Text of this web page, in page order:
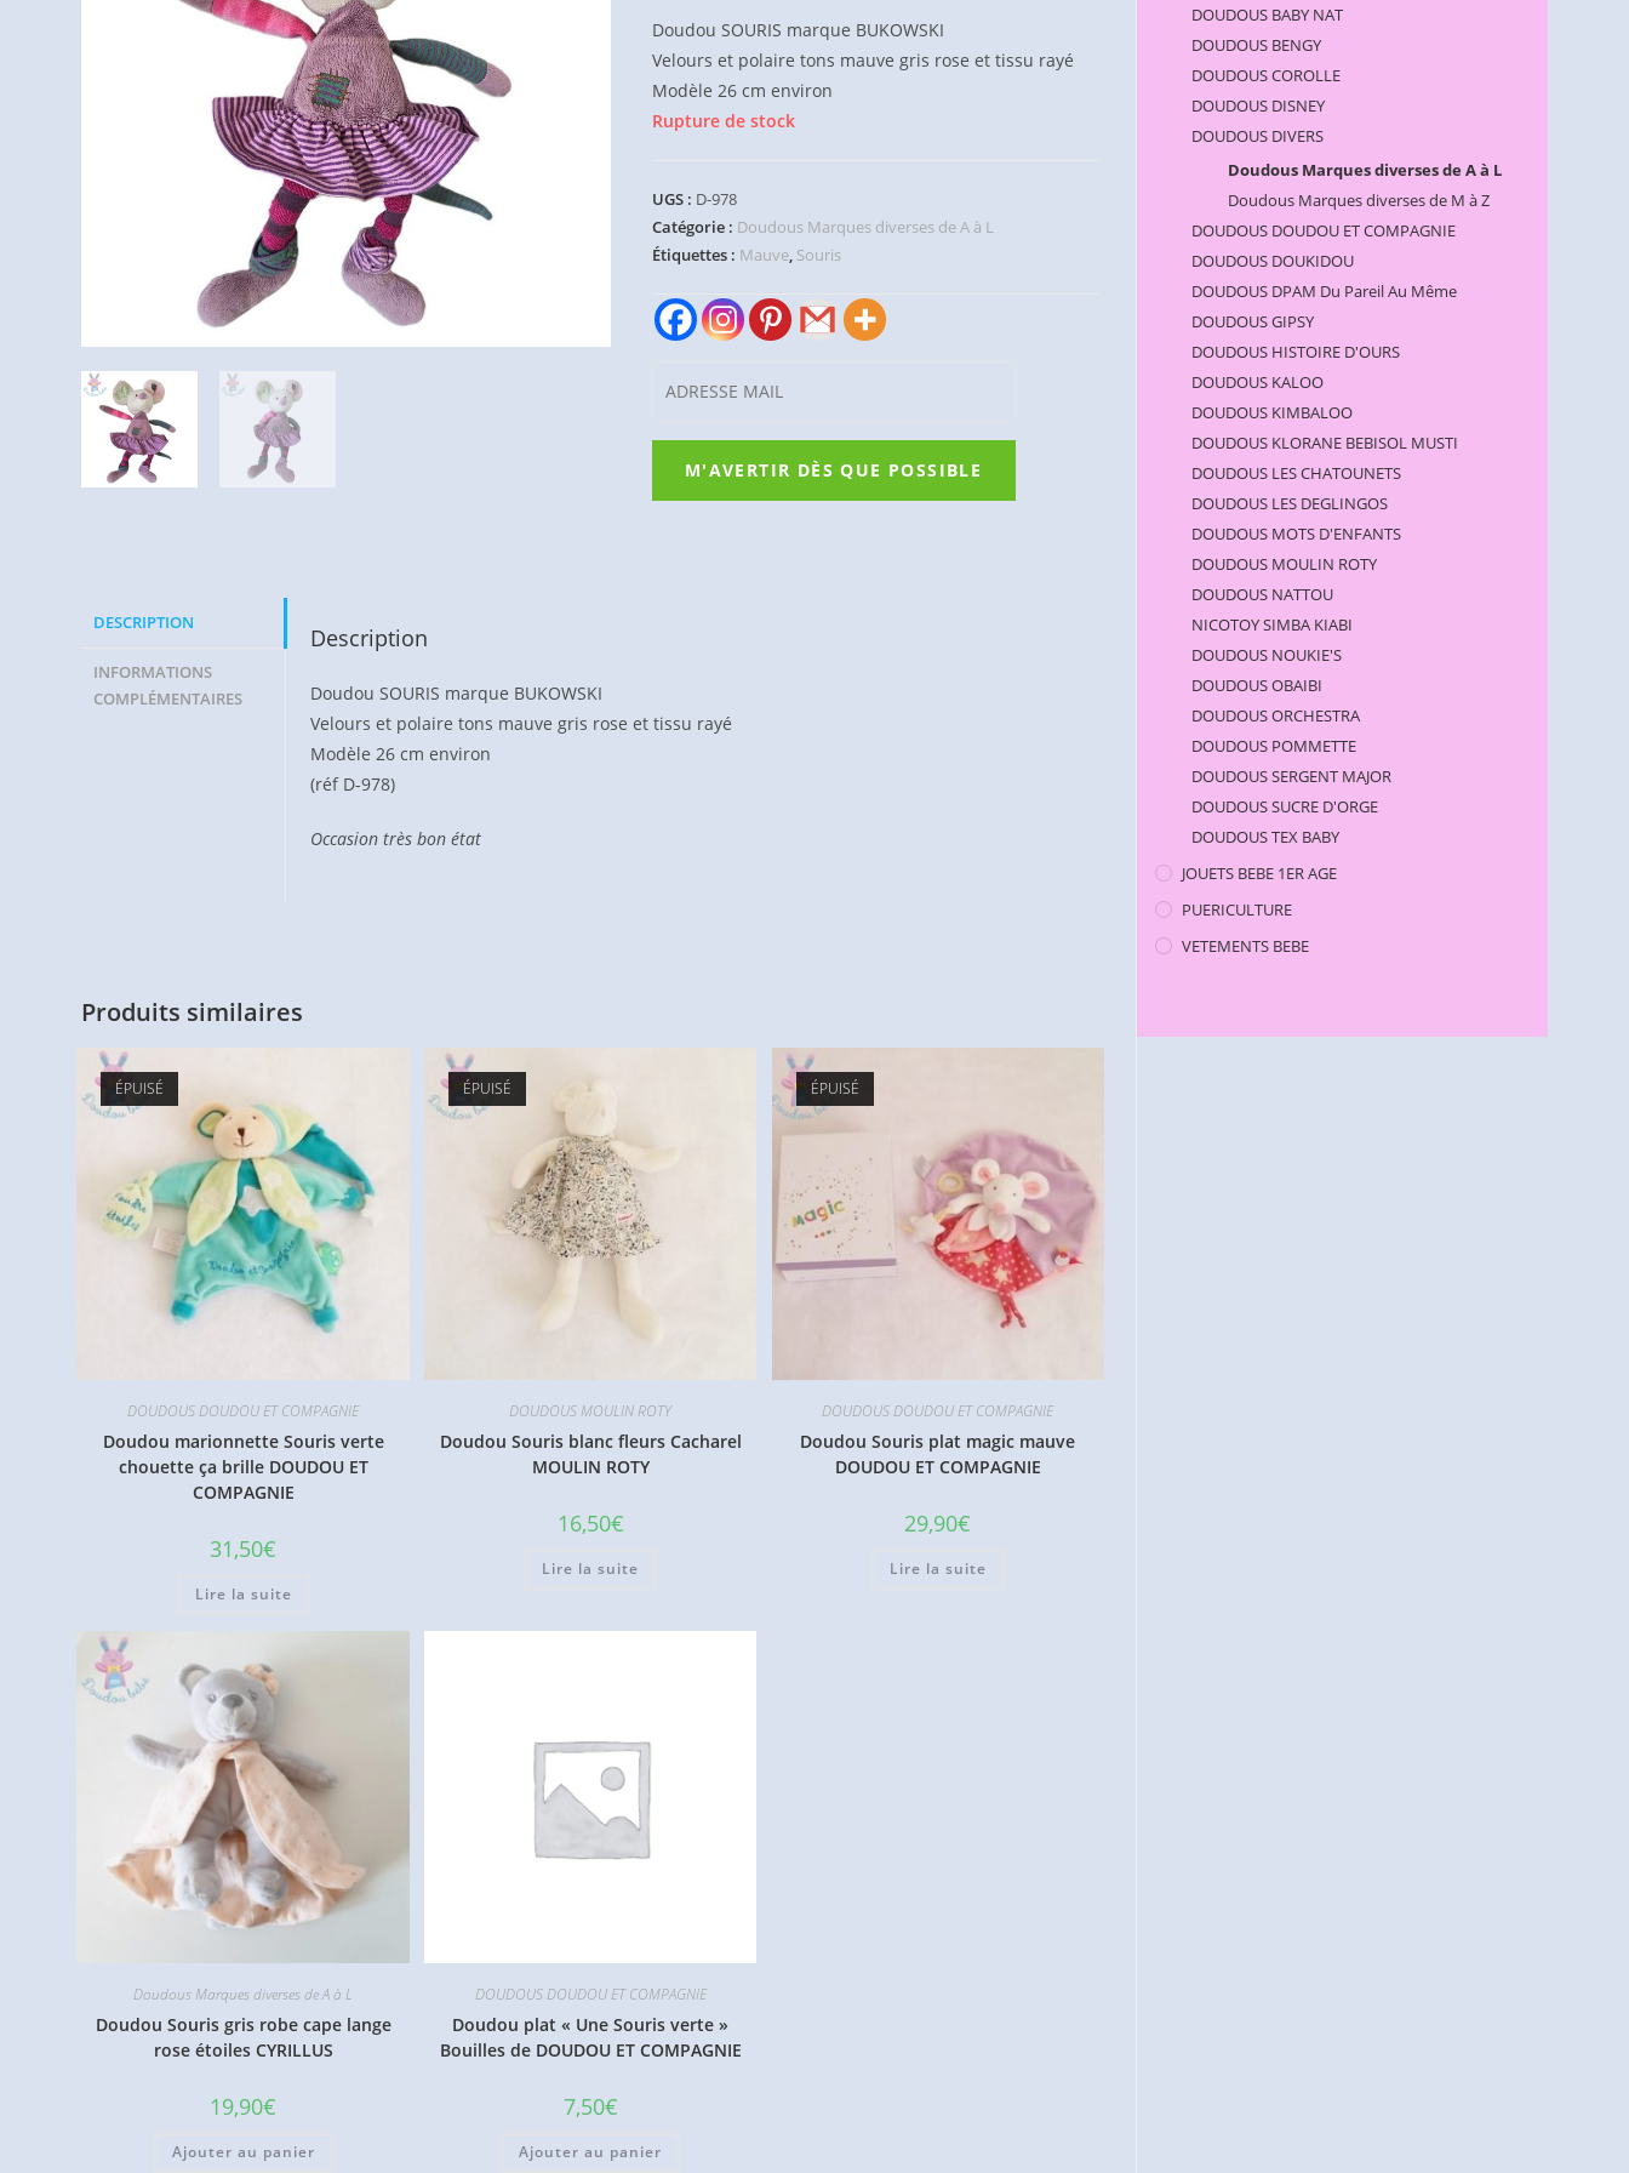
Doudou SOURIS marque BUKOWSKI
Velours et polaire tons mauve gris rose et tissu rayé
Modèle 26 cm environ
Rupture de stock
UGS : D-978
Catégorie : Doudous Marques diverses de A à L
Étiquettes : Mauve, Souris
DESCRIPTION
INFORMATIONS
COMPLÉMENTAIRES
Description
Doudou SOURIS marque BUKOWSKI
Velours et polaire tons mauve gris rose et tissu rayé
Modèle 26 cm environ
(réf D-978)
Occasion très bon état
Produits similaires
ÉPUISÉ
DOUDOUS DOUDOU ET COMPAGNIE
Doudou marionnette Souris verte
chouette ça brille DOUDOU ET
COMPAGNIE
31,50€
Lire la suite
ÉPUISÉ
DOUDOUS MOULIN ROTY
Doudou Souris blanc fleurs Cacharel
MOULIN ROTY
16,50€
Lire la suite
ÉPUISÉ
DOUDOUS DOUDOU ET COMPAGNIE
Doudou Souris plat magic mauve
DOUDOU ET COMPAGNIE
29,90€
Lire la suite
Doudous Marques diverses de A à L
Doudou Souris gris robe cape lange
rose étoiles CYRILLUS
19,90€
Ajouter au panier
DOUDOUS DOUDOU ET COMPAGNIE
Doudou plat « Une Souris verte »
Bouilles de DOUDOU ET COMPAGNIE
7,50€
Ajouter au panier
DOUDOUS BABY NAT
DOUDOUS BENGY
DOUDOUS COROLLE
DOUDOUS DISNEY
DOUDOUS DIVERS
Doudous Marques diverses de A à L
Doudous Marques diverses de M à Z
DOUDOUS DOUDOU ET COMPAGNIE
DOUDOUS DOUKIDOU
DOUDOUS DPAM Du Pareil Au Même
DOUDOUS GIPSY
DOUDOUS HISTOIRE D'OURS
DOUDOUS KALOO
DOUDOUS KIMBALOO
DOUDOUS KLORANE BEBISOL MUSTI
DOUDOUS LES CHATOUNETS
DOUDOUS LES DEGLINGOS
DOUDOUS MOTS D'ENFANTS
DOUDOUS MOULIN ROTY
DOUDOUS NATTOU
NICOTOY SIMBA KIABI
DOUDOUS NOUKIE'S
DOUDOUS OBAIBI
DOUDOUS ORCHESTRA
DOUDOUS POMMETTE
DOUDOUS SERGENT MAJOR
DOUDOUS SUCRE D'ORGE
DOUDOUS TEX BABY
JOUETS BEBE 1ER AGE
PUERICULTURE
VETEMENTS BEBE